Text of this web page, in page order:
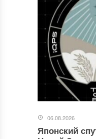
06.08.2026
Японский